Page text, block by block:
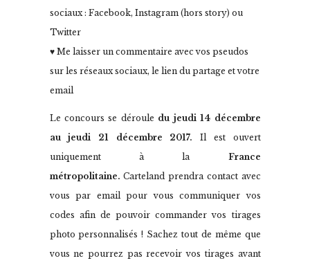
sociaux : Facebook, Instagram (hors story) ou
Twitter
♥ Me laisser un commentaire avec vos pseudos
sur les réseaux sociaux, le lien du partage et votre
email
Le concours se déroule du jeudi 14 décembre
au jeudi 21 décembre 2017. Il est ouvert
uniquement à la France
métropolitaine. Carteland prendra contact avec
vous par email pour vous communiquer vos
codes afin de pouvoir commander vos tirages
photo personnalisés ! Sachez tout de même que
vous ne pourrez pas recevoir vos tirages avant